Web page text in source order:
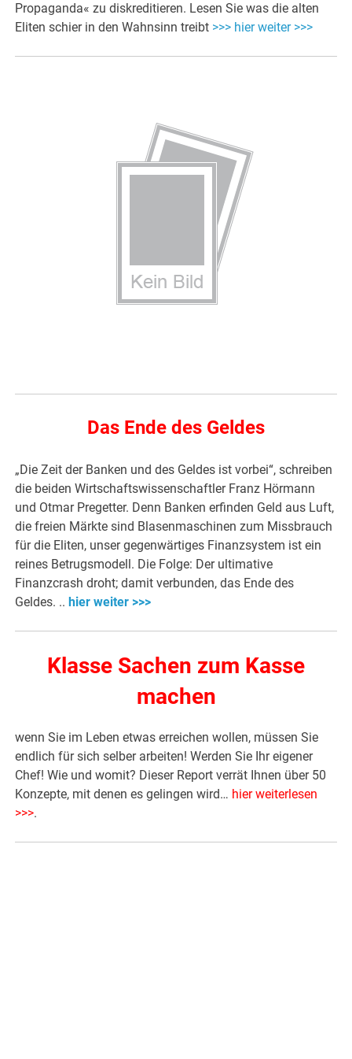
Propaganda« zu diskreditieren. Lesen Sie was die alten
Eliten schier in den Wahnsinn treibt >>> hier weiter >>>
Das Ende des Geldes
„Die Zeit der Banken und des Geldes ist vorbei“, schreiben
die beiden Wirtschaftswissenschaftler Franz Hörmann
und Otmar Pregetter. Denn Banken erfinden Geld aus Luft,
die freien Märkte sind Blasenmaschinen zum Missbrauch
für die Eliten, unser gegenwärtiges Finanzsystem ist ein
reines Betrugsmodell. Die Folge: Der ultimative
Finanzcrash droht; damit verbunden, das Ende des
Geldes. .. hier weiter >>>
Klasse Sachen zum Kasse
machen
wenn Sie im Leben etwas erreichen wollen, müssen Sie
endlich für sich selber arbeiten! Werden Sie Ihr eigener
Chef! Wie und womit? Dieser Report verrät Ihnen über 50
Konzepte, mit denen es gelingen wird… hier weiterlesen
>>>.